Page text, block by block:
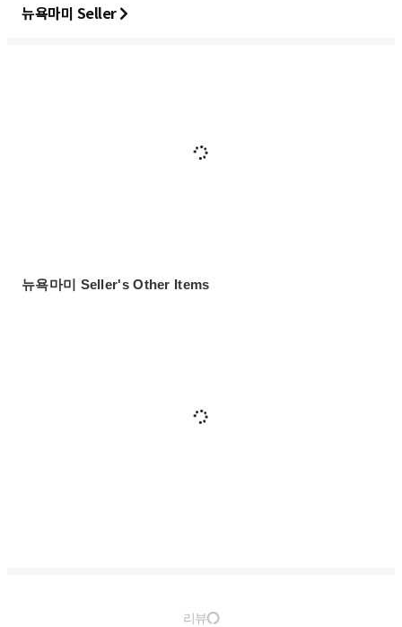
뉴욕마미 Seller
뉴욕마미 Seller's Other Items
리뷰